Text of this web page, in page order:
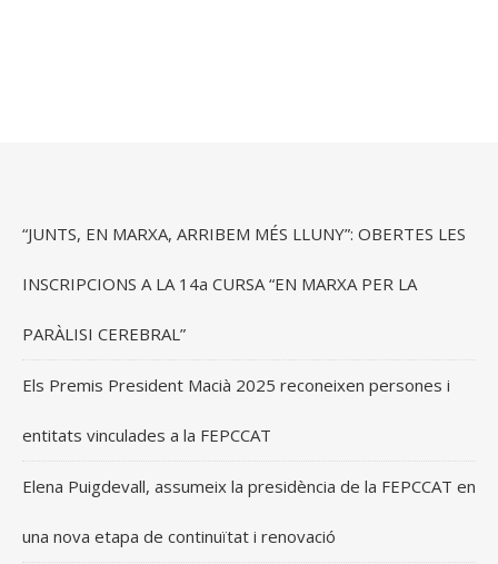
“JUNTS, EN MARXA, ARRIBEM MÉS LLUNY”: OBERTES LES
INSCRIPCIONS A LA 14a CURSA “EN MARXA PER LA
PARÀLISI CEREBRAL”
Els Premis President Macià 2025 reconeixen persones i
entitats vinculades a la FEPCCAT
Elena Puigdevall, assumeix la presidència de la FEPCCAT en
una nova etapa de continuïtat i renovació